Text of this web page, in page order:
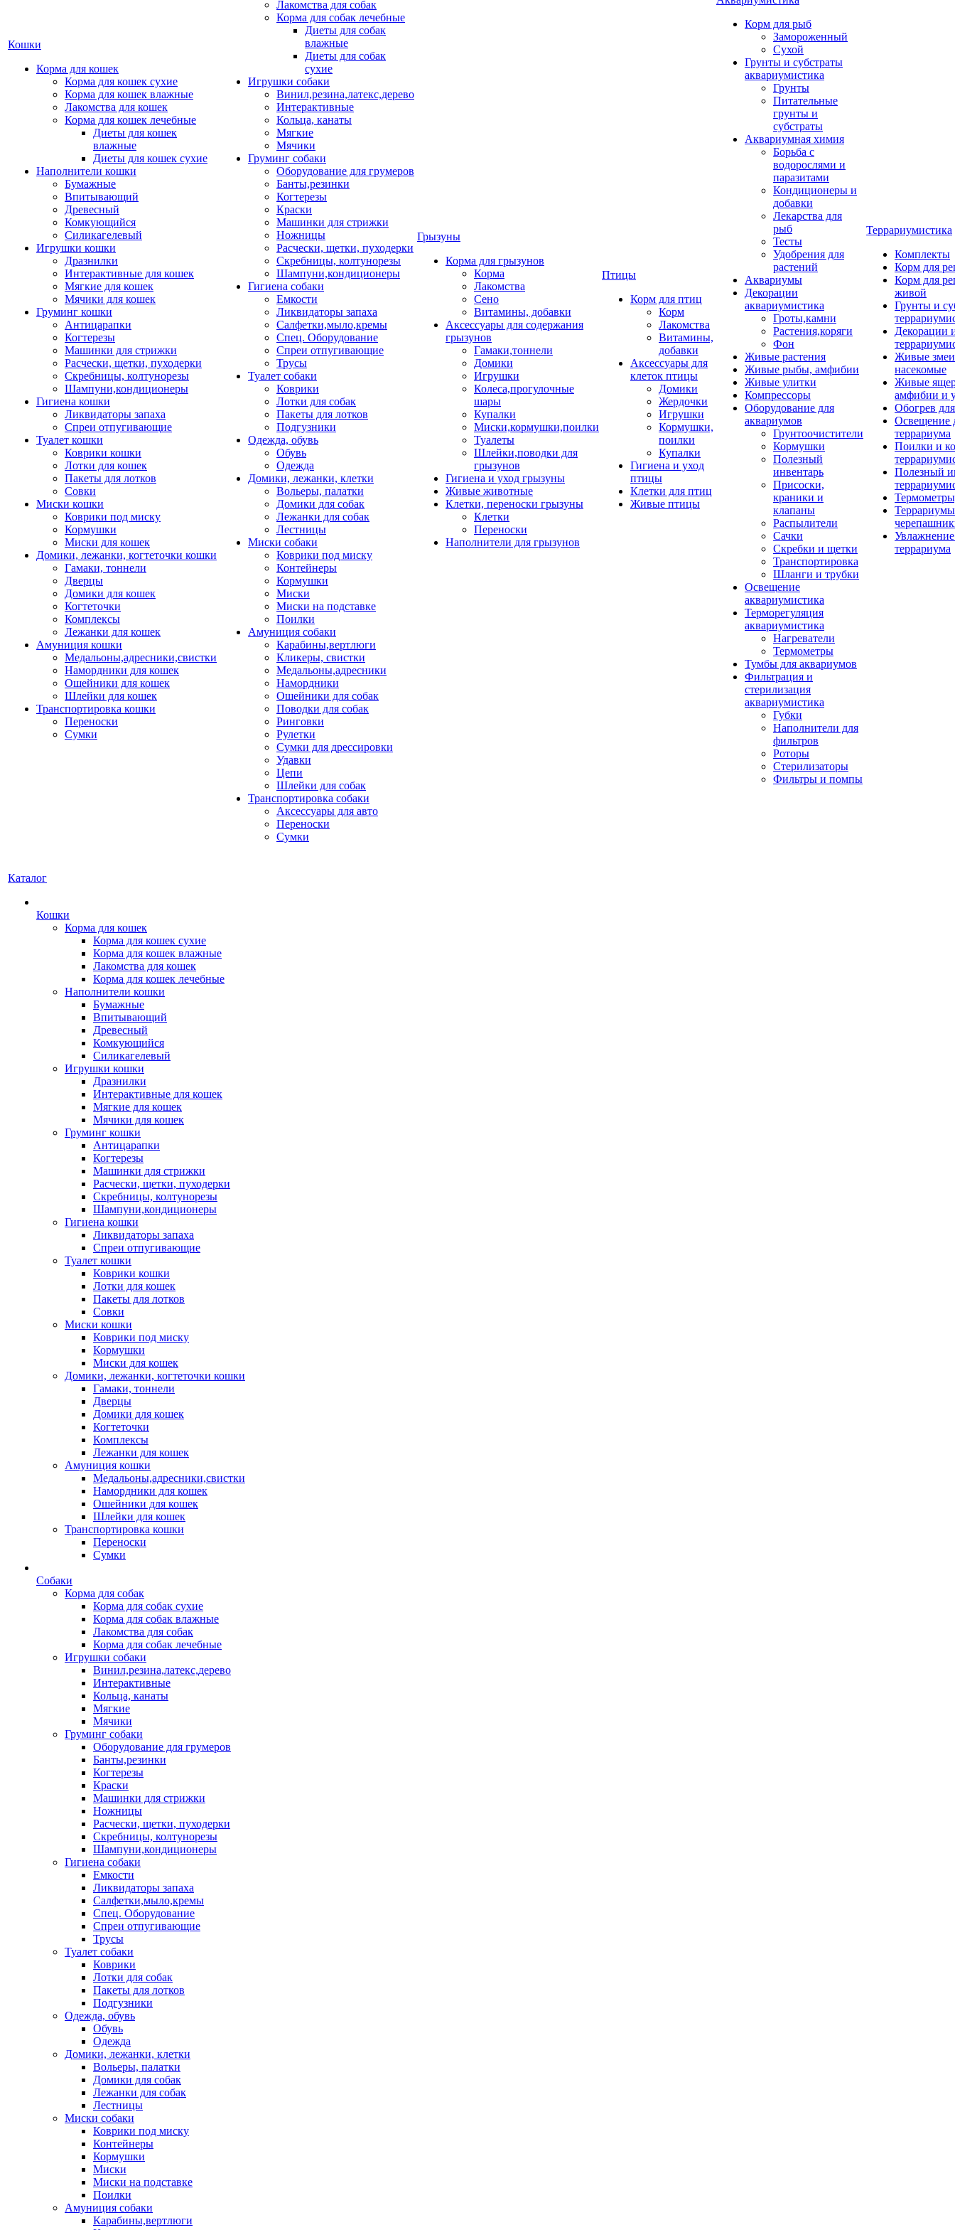
Кошки
Корма для кошек
Корма для кошек сухие
Корма для кошек влажные
Лакомства для кошек
Корма для кошек лечебные
Диеты для кошек
влажные
Диеты для кошек сухие
Наполнители кошки
Бумажные
Впитывающий
Древесный
Комкующийся
Силикагелевый
Игрушки кошки
Дразнилки
Интерактивные для кошек
Мягкие для кошек
Мячики для кошек
Груминг кошки
Антицарапки
Когтерезы
Машинки для стрижки
Расчески, щетки, пуходерки
Скребницы, колтунорезы
Шампуни,кондиционеры
Гигиена кошки
Ликвидаторы запаха
Спреи отпугивающие
Туалет кошки
Коврики кошки
Лотки для кошек
Пакеты для лотков
Совки
Миски кошки
Коврики под миску
Кормушки
Миски для кошек
Домики, лежанки, когтеточки кошки
Гамаки, тоннели
Дверцы
Домики для кошек
Когтеточки
Комплексы
Лежанки для кошек
Амуниция кошки
Медальоны,адресники,свистки
Намордники для кошек
Ошейники для кошек
Шлейки для кошек
Транспортировка кошки
Переноски
Сумки
Лакомства для собак
Корма для собак лечебные
Диеты для собак
влажные
Диеты для собак
сухие
Игрушки собаки
Винил,резина,латекс,дерево
Интерактивные
Кольца, канаты
Мягкие
Мячики
Груминг собаки
Оборудование для грумеров
Банты,резинки
Когтерезы
Краски
Машинки для стрижки
Ножницы
Расчески, щетки, пуходерки
Скребницы, колтунорезы
Шампуни,кондиционеры
Гигиена собаки
Емкости
Ликвидаторы запаха
Салфетки,мыло,кремы
Спец. Оборудование
Спреи отпугивающие
Трусы
Туалет собаки
Коврики
Лотки для собак
Пакеты для лотков
Подгузники
Одежда, обувь
Обувь
Одежда
Домики, лежанки, клетки
Вольеры, палатки
Домики для собак
Лежанки для собак
Лестницы
Миски собаки
Коврики под миску
Контейнеры
Кормушки
Миски
Миски на подставке
Поилки
Амуниция собаки
Карабины,вертлюги
Кликеры, свистки
Медальоны,адресники
Намордники
Ошейники для собак
Поводки для собак
Ринговки
Рулетки
Сумки для дрессировки
Удавки
Цепи
Шлейки для собак
Транспортировка собаки
Аксессуары для авто
Переноски
Сумки
Грызуны
Корма для грызунов
Корма
Лакомства
Сено
Витамины, добавки
Аксессуары для содержания
грызунов
Гамаки,тоннели
Домики
Игрушки
Колеса,прогулочные
шары
Купалки
Миски,кормушки,поилки
Туалеты
Шлейки,поводки для
грызунов
Гигиена и уход грызуны
Живые животные
Клетки, переноски грызуны
Клетки
Переноски
Наполнители для грызунов
Птицы
Корм для птиц
Корм
Лакомства
Витамины,
добавки
Аксессуары для
клеток птицы
Домики
Жердочки
Игрушки
Кормушки,
поилки
Купалки
Гигиена и уход
птицы
Клетки для птиц
Живые птицы
Корм для рыб
Замороженный
Сухой
Грунты и субстраты
аквариумистика
Грунты
Питательные
грунты и
субстраты
Аквариумная химия
Борьба с
водорослями и
паразитами
Кондиционеры и
добавки
Лекарства для
рыб
Тесты
Удобрения для
растений
Аквариумы
Декорации
аквариумистика
Гроты,камни
Растения,коряги
Фон
Живые растения
Живые рыбы, амфибии
Живые улитки
Компрессоры
Оборудование для
аквариумов
Грунтоочистители
Кормушки
Полезный
инвентарь
Присоски,
краники и
клапаны
Распылители
Сачки
Скребки и щетки
Транспортировка
Шланги и трубки
Освещение
аквариумистика
Терморегуляция
аквариумистика
Нагреватели
Термометры
Тумбы для аквариумов
Фильтрация и
стерилизация
аквариумистика
Губки
Наполнители для
фильтров
Роторы
Стерилизаторы
Фильтры и помпы
Террариумистика
Комплекты
Корм для
Корм для
живой
Грунты и
Декорации
Живые
насекомые
Живые
амфибии и
Обогрев
Освещение
террариума
Поилки и
Полезный
террариума
Каталог
Кошки
Корма для кошек
Корма для кошек сухие
Корма для кошек влажные
Лакомства для кошек
Корма для кошек лечебные
Наполнители кошки
Бумажные
Впитывающий
Древесный
Комкующийся
Силикагелевый
Игрушки кошки
Дразнилки
Интерактивные для кошек
Мягкие для кошек
Мячики для кошек
Груминг кошки
Антицарапки
Когтерезы
Машинки для стрижки
Расчески, щетки, пуходерки
Скребницы, колтунорезы
Шампуни,кондиционеры
Гигиена кошки
Ликвидаторы запаха
Спреи отпугивающие
Туалет кошки
Коврики кошки
Лотки для кошек
Пакеты для лотков
Совки
Миски кошки
Коврики под миску
Кормушки
Миски для кошек
Домики, лежанки, когтеточки кошки
Гамаки, тоннели
Дверцы
Домики для кошек
Когтеточки
Комплексы
Лежанки для кошек
Амуниция кошки
Медальоны,адресники,свистки
Намордники для кошек
Ошейники для кошек
Шлейки для кошек
Транспортировка кошки
Переноски
Сумки
Собаки
Корма для собак
Корма для собак сухие
Корма для собак влажные
Лакомства для собак
Корма для собак лечебные
Игрушки собаки
Винил,резина,латекс,дерево
Интерактивные
Кольца, канаты
Мягкие
Мячики
Груминг собаки
Оборудование для грумеров
Банты,резинки
Когтерезы
Краски
Машинки для стрижки
Ножницы
Расчески, щетки, пуходерки
Скребницы, колтунорезы
Шампуни,кондиционеры
Гигиена собаки
Емкости
Ликвидаторы запаха
Салфетки,мыло,кремы
Спец. Оборудование
Спреи отпугивающие
Трусы
Туалет собаки
Коврики
Лотки для собак
Пакеты для лотков
Подгузники
Одежда, обувь
Обувь
Одежда
Домики, лежанки, клетки
Вольеры, палатки
Домики для собак
Лежанки для собак
Лестницы
Миски собаки
Коврики под миску
Контейнеры
Кормушки
Миски
Миски на подставке
Поилки
Амуниция собаки
Карабины,вертлюги